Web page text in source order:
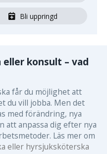
Bli uppringd
konsult – vad
får du möjlighet att
du vill jobba. Men det
med förändring, nya
att anpassa dig efter nya
Läs mer om
eller hyrsjuksköterska